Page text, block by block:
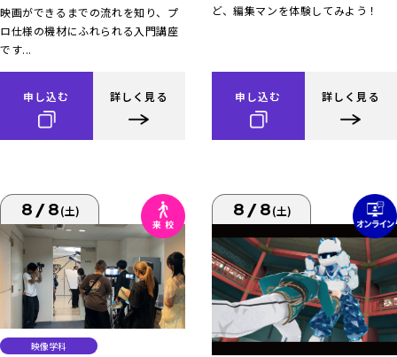
映画ができるまでの流れを知り、プ
ロ仕様の機材にふれられる入門講座
です...
申し込む 詳しく見る
ど、編集マンを体験してみよう！
申し込む 詳しく見る
8/8(土)
映像学科
8/8(土)